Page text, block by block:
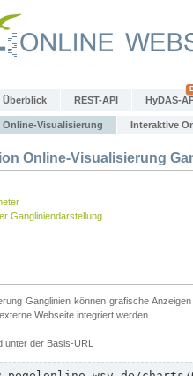
Überblick REST-API HyDAS-
Online-Visualisierung Interaktive
Online-Visualisierung
Gangliniendarstellung
Ganglinien können grafische
Webseite integriert werden.
unter der Basis-URL